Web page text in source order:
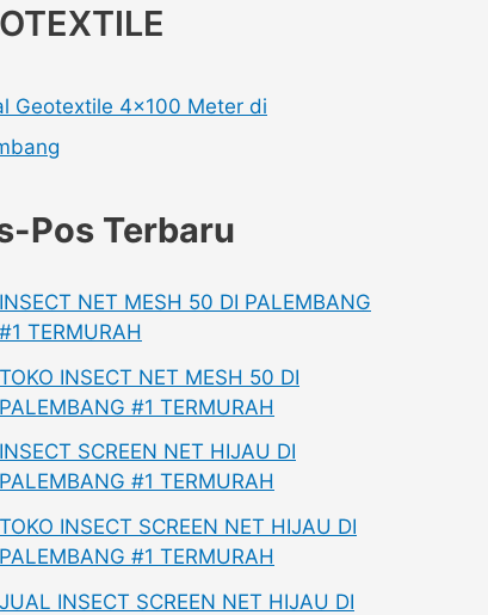
Pos Terbaru
INSECT NET MESH 50 DI PALEMBANG
#1 TERMURAH
TOKO INSECT NET MESH 50 DI
PALEMBANG #1 TERMURAH
INSECT SCREEN NET HIJAU DI
PALEMBANG #1 TERMURAH
TOKO INSECT SCREEN NET HIJAU DI
PALEMBANG #1 TERMURAH
JUAL INSECT SCREEN NET HIJAU DI